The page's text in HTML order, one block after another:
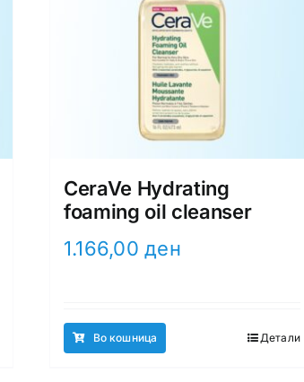
CeraVe Hydrating
foaming oil cleanser
1.166,00ден
Во кошница Детали